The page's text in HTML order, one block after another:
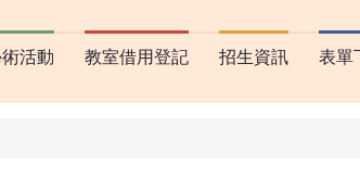
活動 教室借用登記 招生資訊 表單